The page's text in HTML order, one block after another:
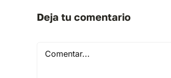
Deja tu comentario
Comentar